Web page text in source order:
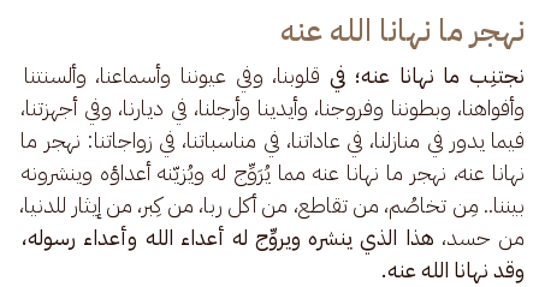
نهجر ما نهانا الله عنه
نجتنِب ما نهانا عنه؛ في قلوبنا، وفي عيوننا وأسماعنا، وألسنتنا
وأفواهنا، وبطوننا وفروجنا، وأيدينا وأرجلنا، في ديارنا، وفي أجهزتنا،
فيما يدور في منازلنا، في عاداتنا، في مناسباتنا، في زواجاتنا: نهجر ما
نهانا عنه، نهجر ما نهانا عنه مما يُرَوِّج له ويُزيّنه أعداؤه وينشرونه
بيننا.. مِن تخاصُم، من تقاطع، من أكل ربا، من كِبر، من إيثار للدنيا،
من حسد، هذا الذي ينشره ويروِّج له أعداء الله وأعداء رسوله،
وقد نهانا الله عنه.